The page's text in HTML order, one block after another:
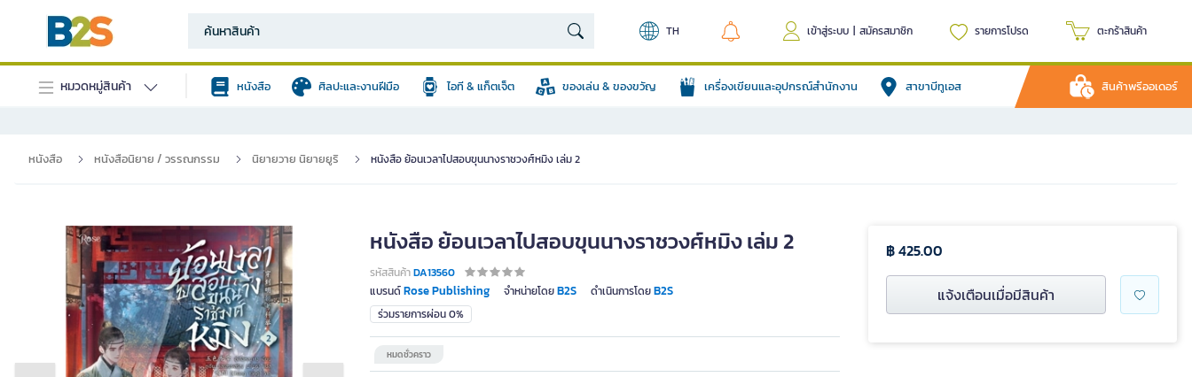
TH เข้าสู่ระบบ | สมัครสมาชิก รายการโปรด ตะกร้าสินค้า
หมวดหมู่สินค้า หนังสือ ศิลปะและงานฝีมือ ไอที & แก็ตเจ็ต ของเล่น & ของขวัญ เครื่องเขียนและอุปกรณ์สำนักงาน สาขาบีทูเอส สินค้าพรีออเดอร์
หนังสือ หนังสือนิยาย / วรรณกรรม นิยายวาย นิยายยูริ หนังสือ ย้อนเวลาไปสอบขุนนางราชวงศ์หมิง เล่ม 2
หนังสือ ย้อนเวลาไปสอบขุนนางราชวงศ์หมิง เล่ม 2
รหัสสินค้าDA13560
แบรนด์Rose Publishing จำหน่ายโดยB2S ดำเนินการโดยB2S
ร่วมรายการผ่อน 0%
หมดชั่วคราว
฿ 425.00
แจ้งเตือนเมื่อมีสินค้า